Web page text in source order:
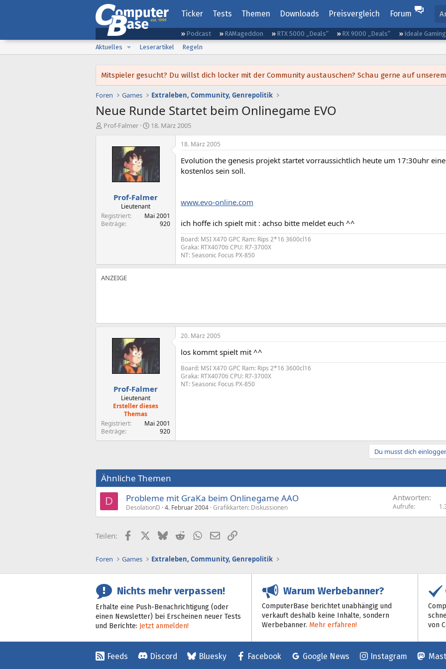
Ticker Tests Themen Downloads Preisvergleich Forum
Podcast RAMageddon RTX 5000 „Deals“ RX 9000 „Deals“
Ideale
Aktuelles
Leserartikel Regeln
Mitspieler gesucht? Du willst dich locker mit der Community austauschen? Schau gerne auf
Foren Games Extraleben, Community, Genrepolitik
Neue Runde Startet beim Onlinegame EVO
E
Prof-Falmer
E
a
18. März 2005
Prof-Falmer
Lieutenant
Registriert
Mai 2001
Beiträge
920
18. März 2005
Evolution the genesis projekt startet vorraussichtlich heute um 17:30uhr
kostenlos sein soll.
www.evo-online.com
ich hoffe ich spielt mit : achso bitte meldet euch ^^
Board: MSI X470 GPC Ram: Rips 2*16 3600cl16
Graka: RTX4070ti CPU: R7-3700X
NT: Seasonic Focus PX-850
Prof-Falmer
Lieutenant
Ersteller dieses
Themas
Registriert
Mai 2001
Beiträge
920
20. März 2005
los kommt spielt mit ^^
Board: MSI X470 GPC Ram: Rips 2*16 3600cl16
Graka: RTX4070ti CPU: R7-3700X
NT: Seasonic Focus PX-850
Du musst dich
Ähnliche Themen
D Probleme mit GraKa beim Onlinegame AAO
DesolationD 4. Februar 2004 Grafikkarten: Diskussionen
Antworten
Aufrufe
Teilen: FacebookX (Twitter)
BlueskyRedditWhatsApp
E-MailLink
Foren Games Extraleben, Community, Genrepolitik
Nichts mehr verpassen!
Erhalte eine Push-Benachrichtigung (oder
einen Newsletter) bei Erscheinen neuer Tests
und Berichte: Jetzt anmelden!
Warum Werbebanner?
ComputerBase berichtet unabhängig und
verkauft deshalb keine Inhalte, sondern
Werbebanner. Mehr erfahren!
von
Feeds Discord Bluesky Facebook Google News Instagram